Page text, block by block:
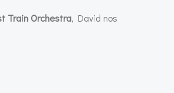
Train Orchestra, David nos